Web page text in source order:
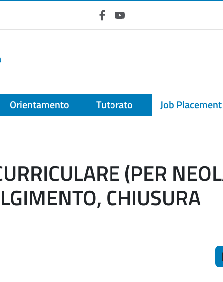
FacebookYouTube
Orientamento Tutorato Job Placement
(PER
CHIUSURA